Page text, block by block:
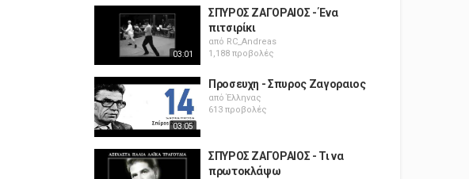
03:01
ΣΠΥΡΟΣ ΖΑΓΟΡΑΙΟΣ - Ένα
πιτσιρίκι
από RC_Andreas
1,188 προβολές
03:05
Προσευχη - Σπυρος Ζαγοραιος
απόΈλληνας
613 προβολές
ΣΠΥΡΟΣ ΖΑΓΟΡΑΙΟΣ - Τι να
πρωτοκλάψω